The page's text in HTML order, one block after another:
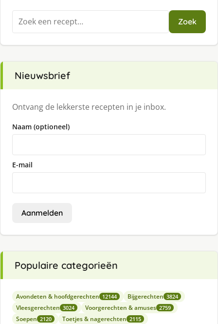
Zoeken
naar:
Zoek
Nieuwsbrief
Ontvang de lekkerste recepten in je inbox.
Naam (optioneel)
E-mail
Aanmelden
Populaire categorieën
Avondeten & hoofdgerechten 12144 Bijgerechten 3824
Vleesgerechten 3024 Voorgerechten & amuses 2759
Soepen 2120 Toetjes & nagerechten 2115